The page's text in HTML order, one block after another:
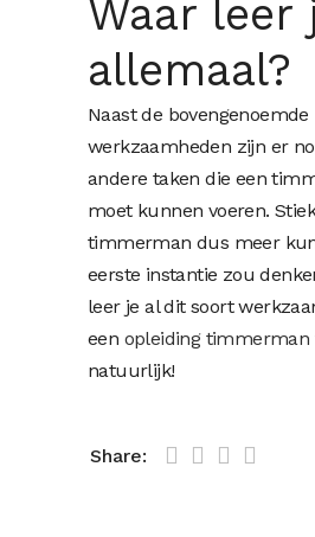
Waar leer
allemaal?
Naast de bovengenoemde
werkzaamheden zijn er
andere taken die een
moet kunnen voeren.
timmerman dus meer
eerste instantie zou
leer je al dit soort
een opleiding timmerman
natuurlijk!
Share: